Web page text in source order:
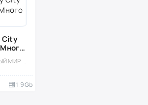
City
ЭКШЕНЫ / ОТКРЫТЫЙ МИР / ПОРТЫ / ПРИКЛЮЧЕНИЕ / МОД / КАЗУАЛЬНЫЕ / СТИЛИЗАЦИЯ / ОДНОПОЛЬЗОВАТЕЛЬСКИЕ / БОЛЬШАЯ / 3D / ВСТРОЕННЫЙ КЕШ / ПЛАТНАЯ
1.9 Gb